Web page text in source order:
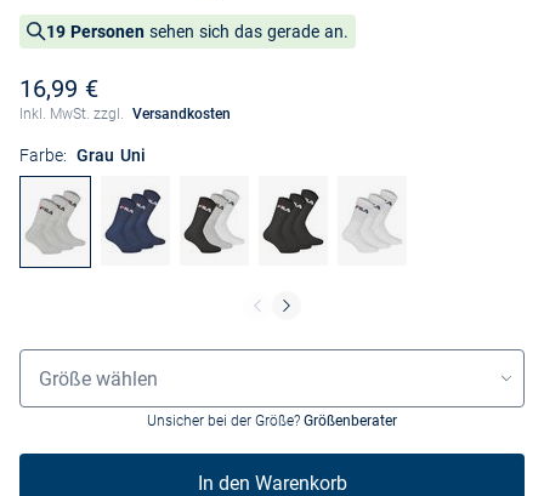
19 Personen sehen sich das gerade an.
16,99 €
Inkl. MwSt. zzgl. Versandkosten
Farbe: Grau Uni
Grössenauswahl
Größe wählen
Unsicher bei der Größe? Größenberater
In den Warenkorb